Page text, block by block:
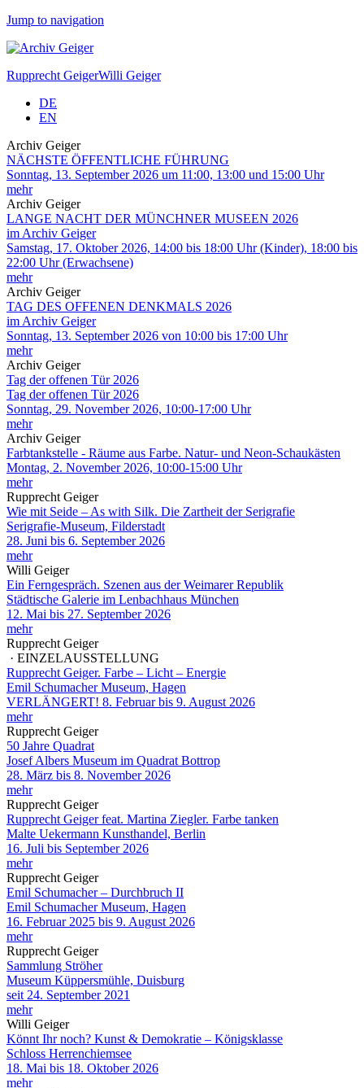
Jump to navigation
Rupprecht GeigerWilli Geiger
DE
EN
Archiv Geiger
NÄCHSTE ÖFFENTLICHE FÜHRUNG
Sonntag, 13. September 2026 um 11:00, 13:00 und 15:00 Uhr
mehr
Archiv Geiger
LANGE NACHT DER MÜNCHNER MUSEEN 2026
im Archiv Geiger
Samstag, 17. Oktober 2026, 14:00 bis 18:00 Uhr (Kinder), 18:00 bis
22:00 Uhr (Erwachsene)
mehr
Archiv Geiger
TAG DES OFFENEN DENKMALS 2026
im Archiv Geiger
Sonntag, 13. September 2026 von 10:00 bis 17:00 Uhr
mehr
Archiv Geiger
Tag der offenen Tür 2026
Tag der offenen Tür 2026
Sonntag, 29. November 2026, 10:00-17:00 Uhr
mehr
Archiv Geiger
Farbtankstelle - Räume aus Farbe. Natur- und Neon-Schaukästen
Montag, 2. November 2026, 10:00-15:00 Uhr
mehr
Rupprecht Geiger
Wie mit Seide – As with Silk. Die Zartheit der Serigrafie
Serigrafie-Museum, Filderstadt
28. Juni bis 6. September 2026
mehr
Willi Geiger
Ein Ferngespräch. Szenen aus der Weimarer Republik
Städtische Galerie im Lenbachhaus München
12. Mai bis 27. September 2026
mehr
Rupprecht Geiger
· EINZELAUSSTELLUNG
Rupprecht Geiger. Farbe – Licht – Energie
Emil Schumacher Museum, Hagen
VERLÄNGERT! 8. Februar bis 9. August 2026
mehr
Rupprecht Geiger
50 Jahre Quadrat
Josef Albers Museum im Quadrat Bottrop
28. März bis 8. November 2026
mehr
Rupprecht Geiger
Rupprecht Geiger feat. Martina Ziegler. Farbe tanken
Malte Uekermann Kunsthandel, Berlin
16. Juli bis September 2026
mehr
Rupprecht Geiger
Emil Schumacher – Durchbruch II
Emil Schumacher Museum, Hagen
16. Februar 2025 bis 9. August 2026
mehr
Rupprecht Geiger
Sammlung Ströher
Museum Küppersmühle, Duisburg
seit 24. September 2021
mehr
Willi Geiger
Könnt Ihr noch? Kunst & Demokratie – Königsklasse
Schloss Herrenchiemsee
18. Mai bis 18. Oktober 2026
mehr